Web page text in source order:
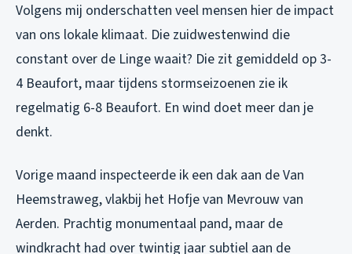
Volgens mij onderschatten veel mensen hier de impact
van ons lokale klimaat. Die zuidwestenwind die
constant over de Linge waait? Die zit gemiddeld op 3-
4 Beaufort, maar tijdens stormseizoenen zie ik
regelmatig 6-8 Beaufort. En wind doet meer dan je
denkt.
Vorige maand inspecteerde ik een dak aan de Van
Heemstraweg, vlakbij het Hofje van Mevrouw van
Aerden. Prachtig monumentaal pand, maar de
windkracht had over twintig jaar subtiel aan de